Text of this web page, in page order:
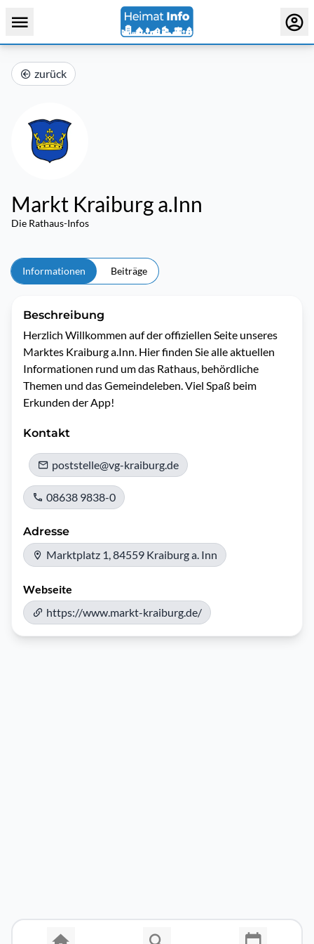
zurück
Markt Kraiburg a.Inn
Die Rathaus-Infos
Informationen Beiträge
Beschreibung
Herzlich Willkommen auf der offiziellen Seite unseres
Marktes Kraiburg a.Inn. Hier finden Sie alle aktuellen
Informationen rund um das Rathaus, behördliche
Themen und das Gemeindeleben. Viel Spaß beim
Erkunden der App!
Kontakt
poststelle@vg-kraiburg.de
08638 9838-0
Adresse
Marktplatz 1, 84559 Kraiburg a. Inn
Webseite
https://www.markt-kraiburg.de/